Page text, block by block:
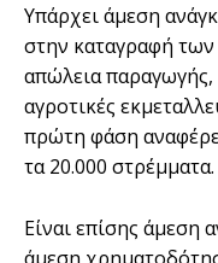
Υπάρχει άμεση
στην καταγραφή των
απώλεια
αγροτικές
πρώτη φάση
τα 20.000 στρέμματα.
Είναι επίσης άμεση